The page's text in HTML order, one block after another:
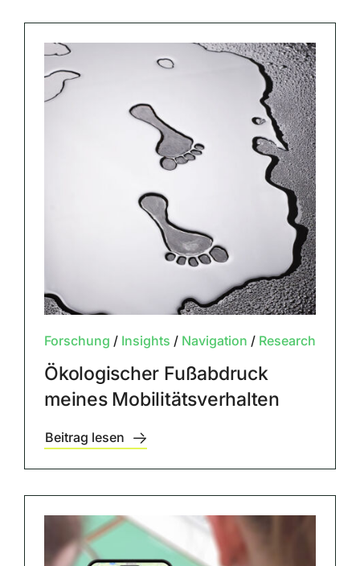
Forschung / Insights / Navigation / Research
Ökologischer Fußabdruck
meines Mobilitätsverhalten
Beitrag lesen